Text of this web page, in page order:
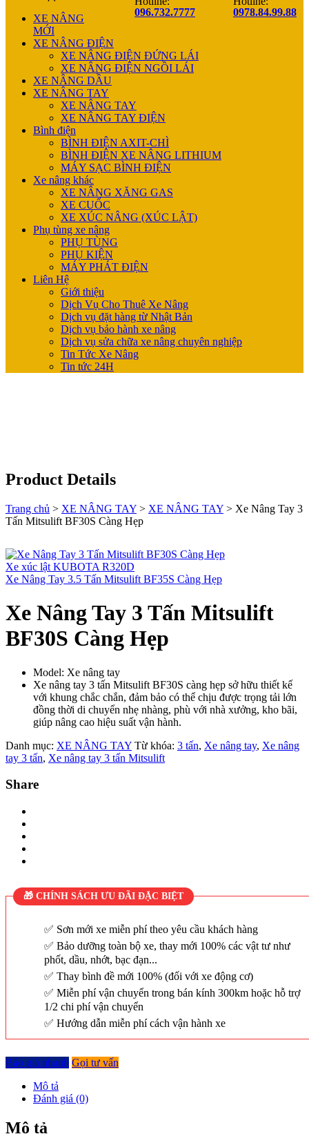
096.732.7777
0978.84.99.88
XE NÂNG
MỚI
XE NÂNG ĐIỆN
XE NÂNG ĐIỆN ĐỨNG LÁI
XE NÂNG ĐIỆN NGỒI LÁI
XE NÂNG DẦU
XE NÂNG TAY
XE NÂNG TAY
XE NÂNG TAY ĐIỆN
Bình điện
BÌNH ĐIỆN AXIT-CHÌ
BÌNH ĐIỆN XE NÂNG LITHIUM
MÁY SẠC BÌNH ĐIỆN
Xe nâng khác
XE NÂNG XĂNG GAS
XE CUỐC
XE XÚC NÂNG (XÚC LẬT)
Phụ tùng xe nâng
PHỤ TÙNG
PHỤ KIỆN
MÁY PHÁT ĐIỆN
Liên Hệ
Giới thiệu
Dịch Vụ Cho Thuê Xe Nâng
Dịch vụ đặt hàng từ Nhật Bản
Dịch vụ bảo hành xe nâng
Dịch vụ sửa chữa xe nâng chuyên nghiệp
Tin Tức Xe Nâng
Tin tức 24H
Product Details
Trang chủ > XE NÂNG TAY > XE NÂNG TAY > Xe Nâng Tay 3
Tấn Mitsulift BF30S Càng Hẹp
Xe xúc lật KUBOTA R320D
Xe Nâng Tay 3.5 Tấn Mitsulift BF35S Càng Hẹp
Xe Nâng Tay 3 Tấn Mitsulift
BF30S Càng Hẹp
Model: Xe nâng tay
Xe nâng tay 3 tấn Mitsulift BF30S càng hẹp sở hữu thiết kế
với khung chắc chắn, đảm bảo có thể chịu được trọng tải lớn
đồng thời di chuyển nhẹ nhàng, phù với nhà xưởng, kho bãi,
giúp nâng cao hiệu suất vận hành.
Danh mục: XE NÂNG TAY Từ khóa: 3 tấn, Xe nâng tay, Xe nâng
tay 3 tấn, Xe nâng tay 3 tấn Mitsulift
Share
🎁 CHÍNH SÁCH ƯU ĐÃI ĐẶC BIỆT
Sơn mới xe miễn phí theo yêu cầu khách hàng
Bảo dưỡng toàn bộ xe, thay mới 100% các vật tư như
phốt, dầu, nhớt, bạc đạn...
Thay bình đề mới 100% (đối với xe động cơ)
Miễn phí vận chuyển trong bán kính 300km hoặc hỗ trợ
1/2 chi phí vận chuyển
Hướng dẫn miễn phí cách vận hành xe
Báo giá nhanh Gọi tư vấn
Mô tả
Đánh giá (0)
Mô tả